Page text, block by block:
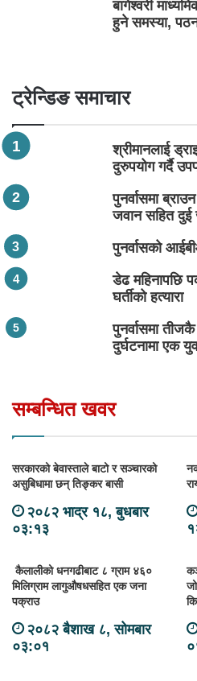
बागेश्वरी
हुने समस्या,
ट्रेन्डिङ समाचार
श्रीमानलाई
दुरुपयोग गर्दै
पुनर्वासमा
जवान सहित दुई
पुनर्वासको
डेढ महिनापछि
घर्तीको हत्यारा
पुनर्वासमा
दुर्घटनामा एक
सम्बन्धित खवर
सरकारको बेवास्ताले बाटो र सञ्चारको
असुबिधामा छन् तिङ्कर बासी
२०८२ भाद्र १८, बुधबार
०३:१३
कैलालीको धनगढीबाट ८ ग्राम ४६०
मिलिग्राम लागुऔषधसहित एक जना
पक्राउ
२०८२ बैशाख ८, सोमबार
०३:०१